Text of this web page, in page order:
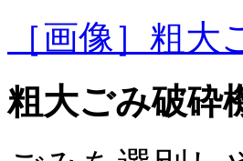
［画像］粗
粗大ごみ破砕